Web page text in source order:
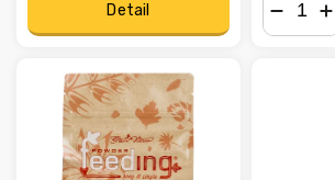
Detail